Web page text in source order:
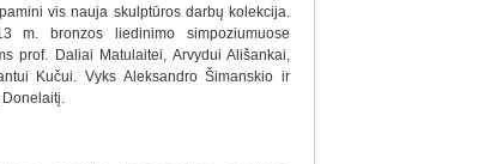
vis nauja skulptūros darbų kolekcija.
m. bronzos liedinimo simpoziumuose
prof. Daliai Matulaitei, Arvydui Ališankai,
Kučui. Vyks Aleksandro Šimanskio ir